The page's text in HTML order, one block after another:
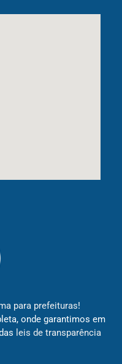
para prefeituras!
onde garantimos em
leis de transparência